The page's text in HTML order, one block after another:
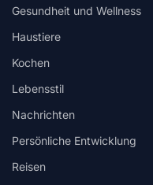
Gesundheit und Wellness
Haustiere
Kochen
Lebensstil
Nachrichten
Persönliche Entwicklung
Reisen